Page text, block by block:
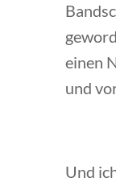
einen
und
Und